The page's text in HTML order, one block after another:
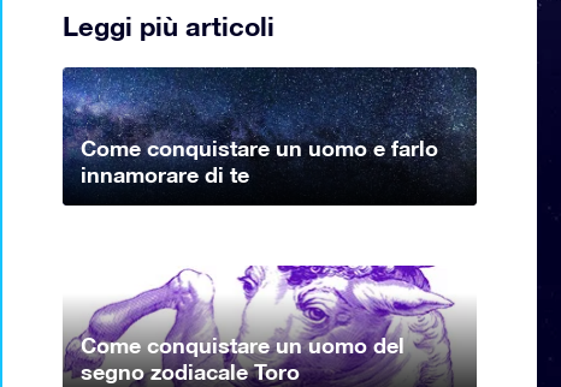
Leggi più articoli
Come conquistare un uomo e farlo
innamorare di te
Come conquistare un uomo del
segno zodiacale Toro